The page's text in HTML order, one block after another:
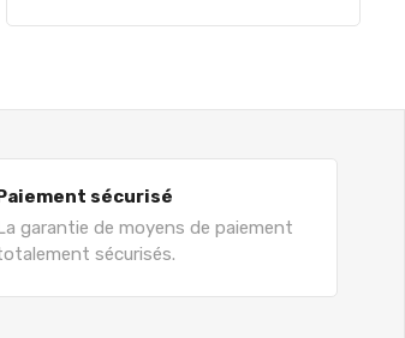
sécurisé
garantie de moyens de paiement
sécurisés.